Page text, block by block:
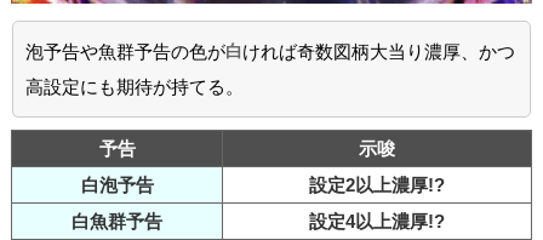
泡予告や魚群予告の色が白ければ奇数図柄大当り濃厚、かつ
高設定にも期待が持てる。
予告
示唆
白泡予告
設定2以上濃厚!?
白魚群予告
設定4以上濃厚!?